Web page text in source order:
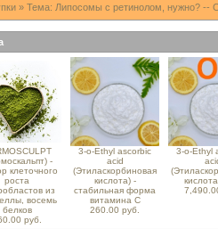
» Тема: Липосомы с ретинолом, нужно? --
-
клеточного
роста
из
восемь
белков
руб.
3-o-Ethyl ascorbic
acid
(Этиласкорбиновая
кислота) -
стабильная форма
витамина С
260.00 руб.
3-o-Ethyl